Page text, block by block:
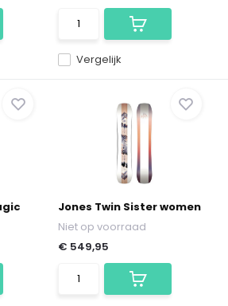
Vergelijk
Jones Twin Sister women
Niet op voorraad
€ 549,95